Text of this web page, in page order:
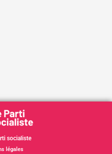
socialiste
légales